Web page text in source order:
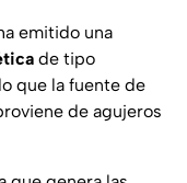
emitido una
de tipo
que la fuente de
de agujeros